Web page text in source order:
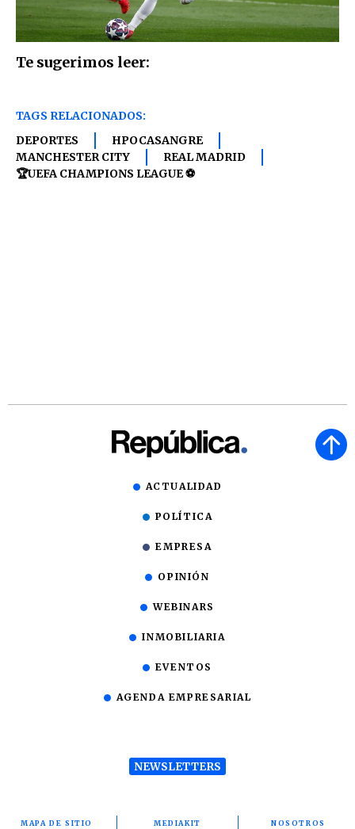
Te sugerimos leer:
TAGS RELACIONADOS:
DEPORTES
HPOCASANGRE
MANCHESTER CITY
REAL MADRID
🏆UEFA CHAMPIONS LEAGUE ⚽
ACTUALIDAD
POLÍTICA
EMPRESA
OPINIÓN
WEBINARS
INMOBILIARIA
EVENTOS
AGENDA EMPRESARIAL
NEWSLETTERS
MAPA DE SITIO MEDIAKIT NOSOTROS